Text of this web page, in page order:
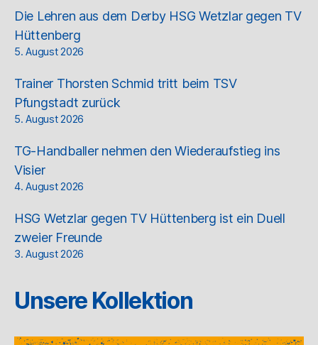
Die Lehren aus dem Derby HSG Wetzlar gegen TV
Hüttenberg
5. August 2026
Trainer Thorsten Schmid tritt beim TSV
Pfungstadt zurück
5. August 2026
TG-Handballer nehmen den Wiederaufstieg ins
Visier
4. August 2026
HSG Wetzlar gegen TV Hüttenberg ist ein Duell
zweier Freunde
3. August 2026
Unsere Kollektion